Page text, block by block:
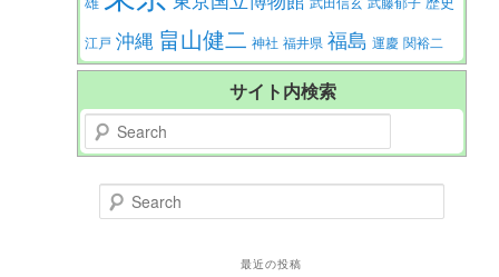
江戸 沖縄 畠山健二 神社 福井県 福島 運慶 関裕二
サイト内検索
Search
Search
最近の投稿